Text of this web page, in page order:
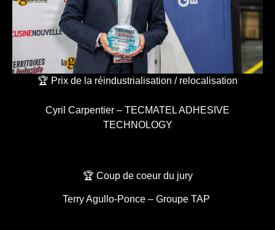
🏆 Prix de la réindustrialisation / relocalisation
Cyril Carpentier – TECMATEL ADHESIVE
TECHNOLOGY
🏆 Coup de coeur du jury
Terry Agullo-Ponce – Groupe TAP